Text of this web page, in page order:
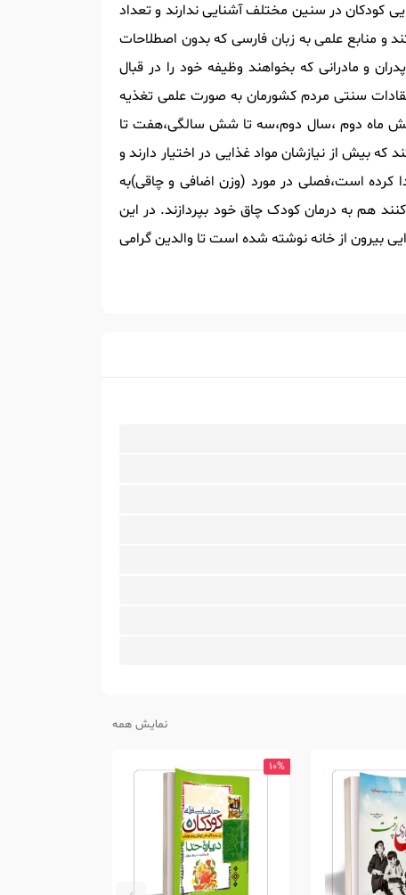
کودکان در سنین مختلف آشنایی ندارند و تعداد
و منابع علمی به زبان فارسی که بدون اصطلاحات
و مادرانی که بخواهند وظیفه خود را در قبال
سنتی مردم کشورمان به صورت علمی تغذیه
ماه دوم ،سال دوم،سه تا شش سالگی،هفت تا
که بیش از نیازشان مواد غذایی در اختیار دارند و
کرده است،فصلی در مورد (وزن اضافی و چاقی)به
هم به درمان کودک چاق خود بپردازند. در این
بیرون از خانه نوشته شده است تا والدین گرامی
نمایش همه
10%